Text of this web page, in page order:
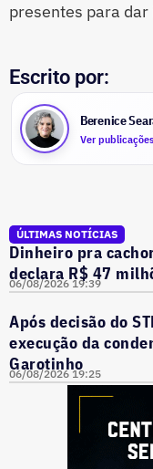
presentes para
Escrito por:
Berenice
Ver publicações
ÚLTIMAS NOTÍCIAS
Dinheiro pra
declara R$ 47
06/08/2026 19:39
Após decisão do
execução da
Garotinho
06/08/2026 19:25